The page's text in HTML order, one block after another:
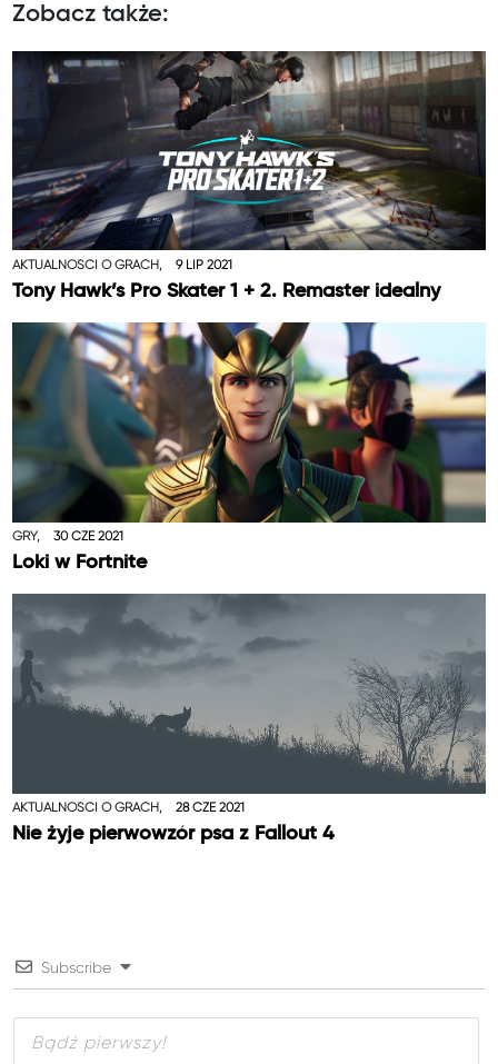
Zobacz także:
AKTUALNOŚCI O GRACH, 9 LIP 2021
Tony Hawk’s Pro Skater 1 + 2. Remaster idealny
GRY, 30 CZE 2021
Loki w Fortnite
AKTUALNOŚCI O GRACH, 28 CZE 2021
Nie żyje pierwowzór psa z Fallout 4
Subscribe